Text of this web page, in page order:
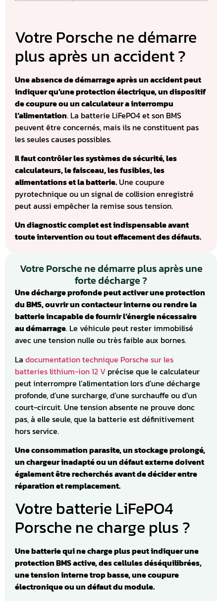
Votre Porsche ne démarre
plus après un accident ?
Une absence de démarrage après un accident peut
indiquer qu’une protection électrique, un dispositif
de coupure ou un calculateur a interrompu
l’alimentation. La batterie LiFePO4 et son BMS
peuvent être concernés, mais ils ne constituent pas
les seules causes possibles.
Il faut contrôler les systèmes de sécurité, les
calculateurs, le faisceau, les fusibles, les
alimentations et la batterie. Une coupure
pyrotechnique ou un signal de collision enregistré
peut aussi empêcher la remise sous tension.
Un diagnostic complet est indispensable avant
toute intervention ou tout effacement des défauts.
Votre Porsche ne démarre plus après une
forte décharge ?
Une décharge profonde peut activer une protection
du BMS, ouvrir un contacteur interne ou rendre la
batterie incapable de fournir l’énergie nécessaire
au démarrage. Le véhicule peut rester immobilisé
avec une tension nulle ou très faible aux bornes.
La documentation technique Porsche sur les
batteries lithium-ion 12 V précise que le calculateur
peut interrompre l’alimentation lors d’une décharge
profonde, d’une surcharge, d’une surchauffe ou d’un
court-circuit. Une tension absente ne prouve donc
pas, à elle seule, que la batterie est définitivement
hors service.
Une consommation parasite, un stockage prolongé,
un chargeur inadapté ou un défaut externe doivent
également être recherchés avant de décider entre
réparation et remplacement.
Votre batterie LiFePO4
Porsche ne charge plus ?
Une batterie qui ne charge plus peut indiquer une
protection BMS active, des cellules déséquilibrées,
une tension interne trop basse, une coupure
électronique ou un défaut du module.